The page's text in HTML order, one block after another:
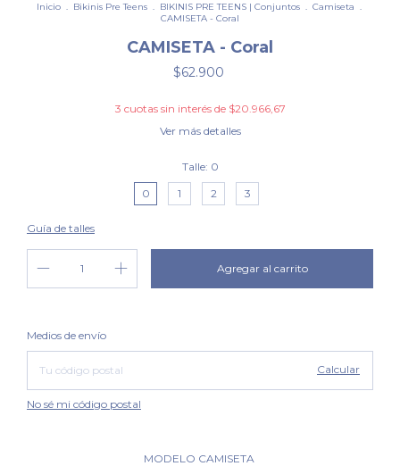
Inicio . Bikinis Pre Teens . BIKINIS PRE TEENS | Conjuntos . Camiseta .
CAMISETA - Coral
CAMISETA - Coral
$62.900
3 cuotas sin interés de $20.966,67
Ver más detalles
Talle: 0
0
1 2 3
Guía de talles
Entregas para el CP:
Medios de envío
Calcular
No sé mi código postal
MODELO CAMISETA